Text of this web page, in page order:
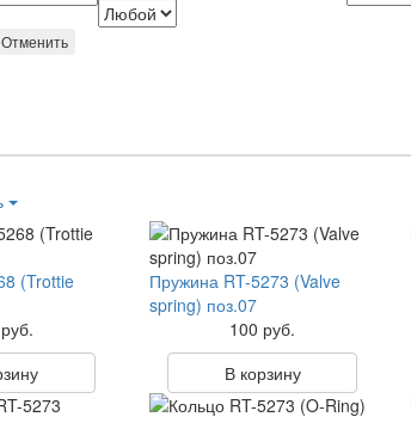
Отменить
(Trottie
Пружина RT-5273 (Valve
spring) поз.07
100 руб.
В корзину